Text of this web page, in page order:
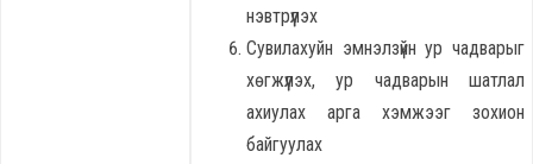
нэвтрүүлэх
Сувилахуйн эмнэлзүйн ур чадварыг
хөгжүүлэх, ур чадварын шатлал
ахиулах арга хэмжээг зохион
байгуулах